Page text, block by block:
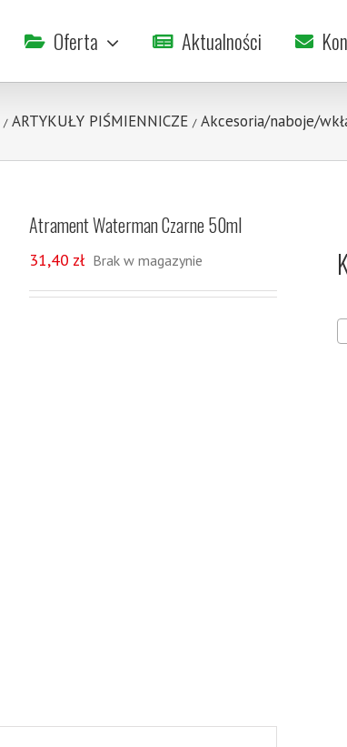
Oferta Aktualności
/ ARTYKUŁY PIŚMIENNICZE / Akcesoria/naboje/
Atrament Waterman Czarne 50ml
31,40 zł Brak w magazynie